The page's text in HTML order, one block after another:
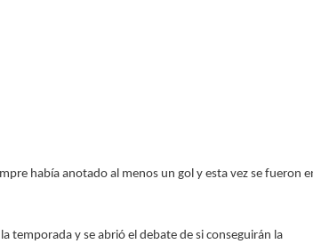
había anotado al menos un gol y esta vez se fueron
temporada y se abrió el debate de si conseguirán la